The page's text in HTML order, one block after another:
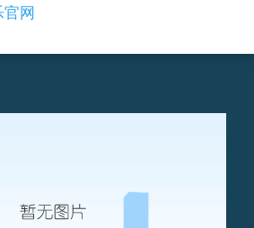
充电断断续续-
网